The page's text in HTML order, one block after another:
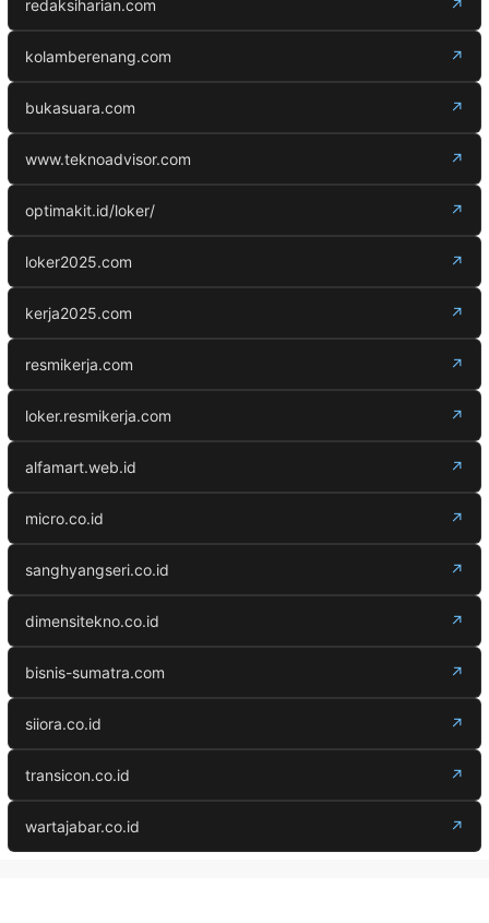
redaksiharian.com ↗
kolamberenang.com ↗
bukasuara.com ↗
www.teknoadvisor.com ↗
optimakit.id/loker/ ↗
loker2025.com ↗
kerja2025.com ↗
resmikerja.com ↗
loker.resmikerja.com ↗
alfamart.web.id ↗
micro.co.id ↗
sanghyangseri.co.id ↗
dimensitekno.co.id ↗
bisnis-sumatra.com ↗
siiora.co.id ↗
transicon.co.id ↗
wartajabar.co.id ↗